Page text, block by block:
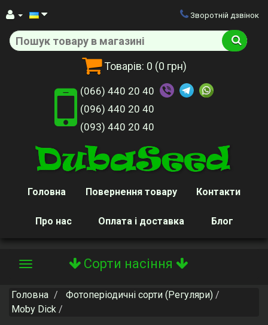
Товарів: 0 (0 грн)
Зворотній дзвінок
(066) 440 20 40
(096) 440 20 40
(093) 440 20 40
Головна Повернення товару Контакти
Про нас Оплата і доставка Блог
Сорти насіння
Toggle
Головна
Фотоперіодичні сорти (Регуляри)
Moby Dick